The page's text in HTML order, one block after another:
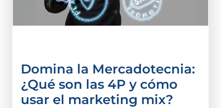
Domina la Mercadotecnia:
¿Qué son las 4P y cómo
usar el marketing mix?